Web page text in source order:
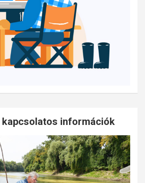
kapcsolatos információk